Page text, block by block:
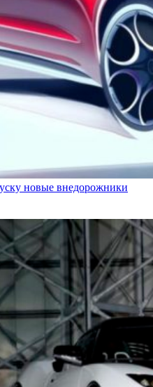
новые внедорожники